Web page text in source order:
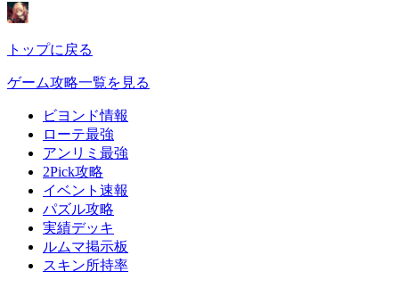
トップに戻る
ゲーム攻略一覧を見る
ビヨンド情報
ローテ最強
アンリミ最強
2Pick攻略
イベント速報
パズル攻略
実績デッキ
ルムマ掲示板
スキン所持率